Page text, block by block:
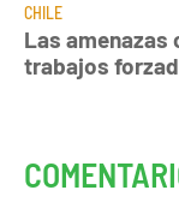
CHILE
Las amenazas
trabajos